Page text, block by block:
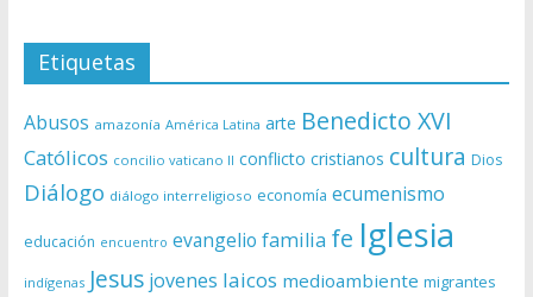
Etiquetas
Abusos amazonía América Latina arte Benedicto XVI
Católicos concilio vaticano II conflicto cristianos cultura Dios
Diálogo diálogo interreligioso economía ecumenismo
educación encuentro evangelio familia fe Iglesia
indígenas Jesus jovenes laicos medioambiente migrantes